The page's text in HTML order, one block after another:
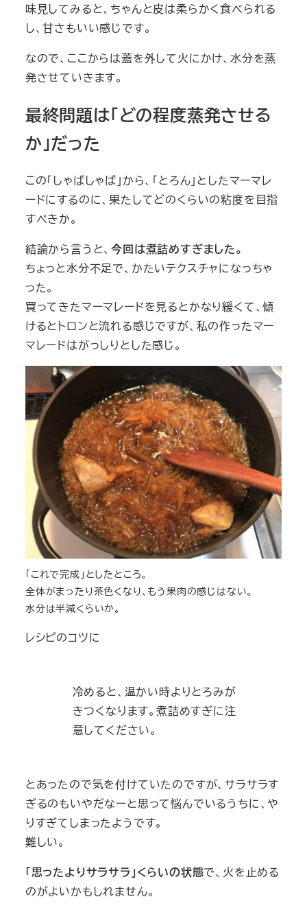
味見してみると、ちゃんと皮は柔らかく食べられる
し、甘さもいい感じです。
なので、ここからは蓋を外して火にかけ、水分を蒸
発させていきます。
最終問題は「どの程度蒸発させる
か」だった
この「しゃばしゃば」から、「とろん」としたマーマレ
ードにするのに、果たしてどのくらいの粘度を目指
すべきか。
結論から言うと、今回は煮詰めすぎました。
ちょっと水分不足で、かたいテクスチャになっちゃ
った。
買ってきたマーマレードを見るとかなり緩くて、傾
けるとトロンと流れる感じですが、私の作ったマー
マレードはがっしりとした感じ。
「これで完成」としたところ。
全体がまったり茶色くなり、もう果肉の感じはない。
水分は半減くらいか。
レシピのコツに
冷めると、温かい時よりとろみが
きつくなります。煮詰めすぎに注
意してください。
とあったので気を付けていたのですが、サラサラす
ぎるのもいやだなーと思って悩んでいるうちに、や
りすぎてしまったようです。
難しい。
「思ったよりサラサラ」くらいの状態で、火を止める
のがよいかもしれません。